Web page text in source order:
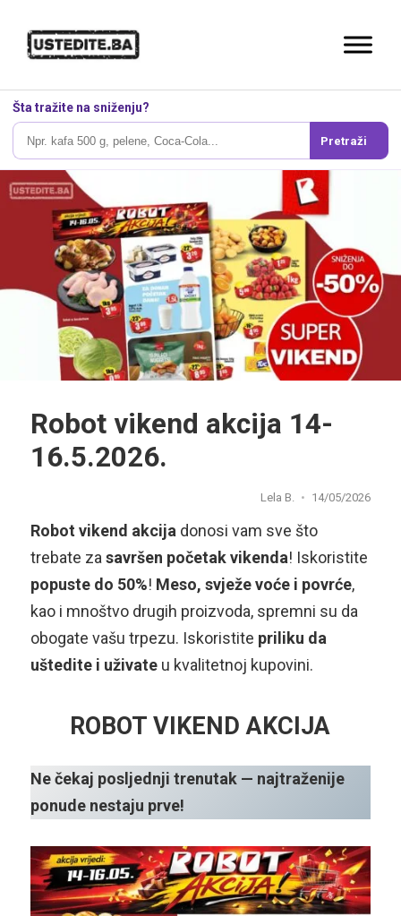
Šta tražite na sniženju?
Pretraži
Robot vikend akcija 14-
16.5.2026.
Lela B. 14/05/2026
Robot vikend akcija donosi vam sve što
trebate za savršen početak vikenda! Iskoristite
popuste do 50%! Meso, svježe voće i povrće,
kao i mnoštvo drugih proizvoda, spremni su da
obogate vašu trpezu. Iskoristite priliku da
uštedite i uživateu kvalitetnoj kupovini.
ROBOT VIKEND AKCIJA
Ne čekaj posljednji trenutak — najtraženije
ponude nestaju prve!